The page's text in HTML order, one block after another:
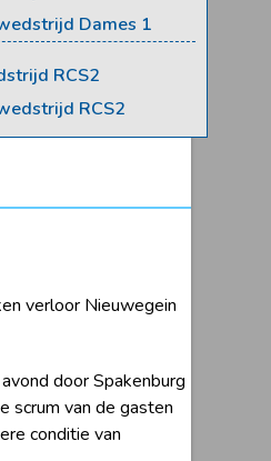
Dames 1
RCS2
RCS2
verloor Nieuwegein
door Spakenburg
scrum van de gasten
conditie van